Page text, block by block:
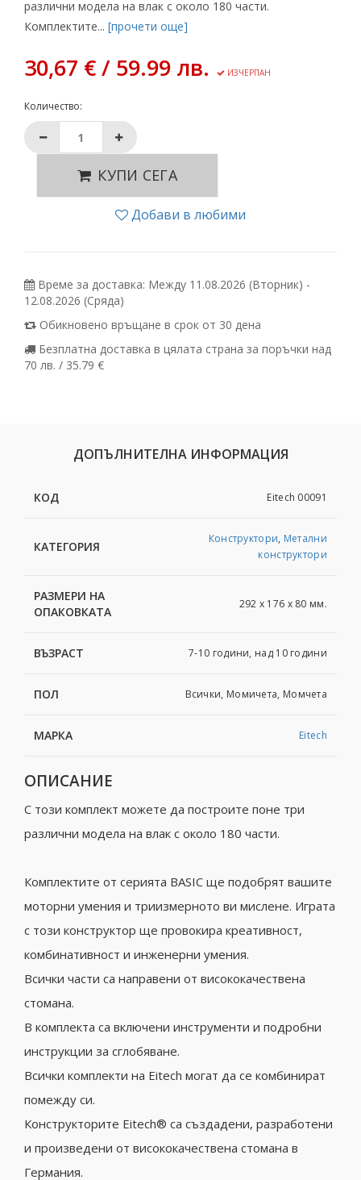
различни модела на влак с около 180 части.
Комплектите... [прочети още]
30,67 € / 59.99 лв. ИЗЧЕРПАН
Количество:
КУПИ СЕГА
Добави в любими
Време за доставка: Между 11.08.2026 (Вторник) -
12.08.2026 (Сряда)
Обикновено връщане в срок от 30 дена
Безплатна доставка в цялата страна за поръчки над
70 лв. / 35.79 €
ДОПЪЛНИТЕЛНА ИНФОРМАЦИЯ
КОД Eitech 00091
КАТЕГОРИЯ
Конструктори, Метални
конструктори
РАЗМЕРИ НА
ОПАКОВКАТА
292 x 176 x 80 мм.
ВЪЗРАСТ 7-10 години, над 10 години
ПОЛ Всички, Момичета, Момчета
МАРКА Eitech
ОПИСАНИЕ
С този комплект можете да построите поне три
различни модела на влак с около 180 части.
Комплектите от серията BASIC ще подобрят вашите
моторни умения и триизмерното ви мислене. Играта
с този конструктор ще провокира креативност,
комбинативност и инженерни умения.
Всички части са направени от висококачествена
стомана.
В комплекта са включени инструменти и подробни
инструкции за сглобяване.
Всички комплекти на Eitech могат да се комбинират
помежду си.
Конструкторите Eitech® са създадени, разработени
и произведени от висококачествена стомана в
Германия.